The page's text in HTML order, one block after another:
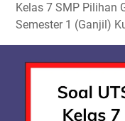
Kelas 7 SMP Pilihan
Semester 1 (Ganjil)